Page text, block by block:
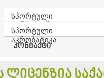
სპორტული
ტანვარჯიში
სპორტული
აკრობატიკა
კონტაქტი
ლიცენზია